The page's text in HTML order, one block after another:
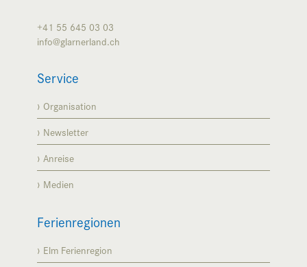
+41 55 645 03 03
info@glarnerland.ch
Service
Organisation
Newsletter
Anreise
Medien
Ferienregionen
Elm Ferienregion